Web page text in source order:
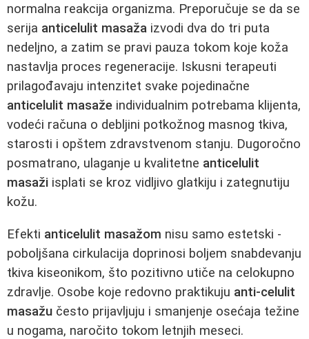
normalna reakcija organizma. Preporučuje se da se
serija anticelulit masaža izvodi dva do tri puta
nedeljno, a zatim se pravi pauza tokom koje koža
nastavlja proces regeneracije. Iskusni terapeuti
prilagođavaju intenzitet svake pojedinačne
anticelulit masaže individualnim potrebama klijenta,
vodeći računa o debljini potkožnog masnog tkiva,
starosti i opštem zdravstvenom stanju. Dugoročno
posmatrano, ulaganje u kvalitetne anticelulit
masaži isplati se kroz vidljivo glatkiju i zategnutiju
kožu.
Efekti anticelulit masažom nisu samo estetski -
poboljšana cirkulacija doprinosi boljem snabdevanju
tkiva kiseonikom, što pozitivno utiče na celokupno
zdravlje. Osobe koje redovno praktikuju anti-celulit
masažu često prijavljuju i smanjenje osećaja težine
u nogama, naročito tokom letnjih meseci.